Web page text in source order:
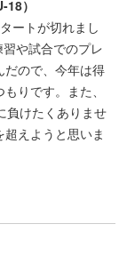
）
ートが切れまし
や試合でのプレ
だので、今年は得
りです。また、
負けたくありませ
えようと思いま